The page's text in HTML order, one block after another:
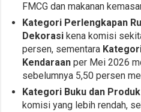
FMCG dan makanan
Kategori Perlengkapan
Dekorasi kena komisi
persen, sementara
Kendaraan per Mei 2026
sebelumnya 5,50 persen
Kategori Buku dan
komisi yang lebih rendah,